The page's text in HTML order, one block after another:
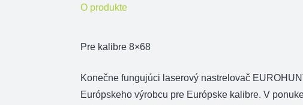
EUROHUNT
O produkte
Pre kalibre 8×68
Konečne fungujúci laserový nastrelovač
Európskeho výrobcu pre Európske kalibre. V